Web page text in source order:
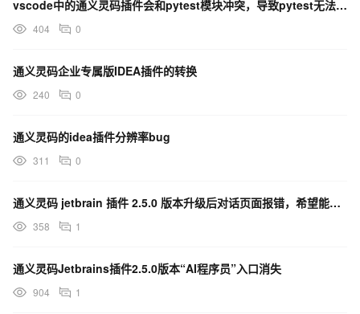
vscode中的通义灵码插件会和pytest模块冲突，导致pytest无法发现单元测试
404 0
通义灵码企业专属版IDEA插件的转换
240 0
通义灵码的idea插件分辨率bug
311 0
通义灵码 jetbrain 插件 2.5.0 版本升级后对话页面报错，希望能尽快升级处理。
358 1
通义灵码Jetbrains插件2.5.0版本“AI程序员”入口消失
904 1